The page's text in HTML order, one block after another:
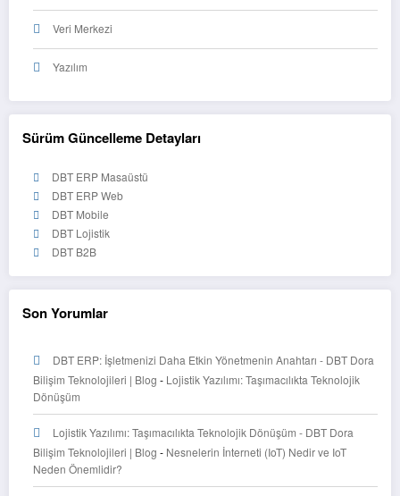
Veri Merkezi
Yazılım
Sürüm Güncelleme Detayları
DBT ERP Masaüstü
DBT ERP Web
DBT Mobile
DBT Lojistik
DBT B2B
Son Yorumlar
DBT ERP: İşletmenizi Daha Etkin Yönetmenin Anahtarı - DBT Dora
Bilişim Teknolojileri | Blog - Lojistik Yazılımı: Taşımacılıkta Teknolojik
Dönüşüm
Lojistik Yazılımı: Taşımacılıkta Teknolojik Dönüşüm - DBT Dora
Bilişim Teknolojileri | Blog - Nesnelerin İnterneti (IoT) Nedir ve IoT
Neden Önemlidir?